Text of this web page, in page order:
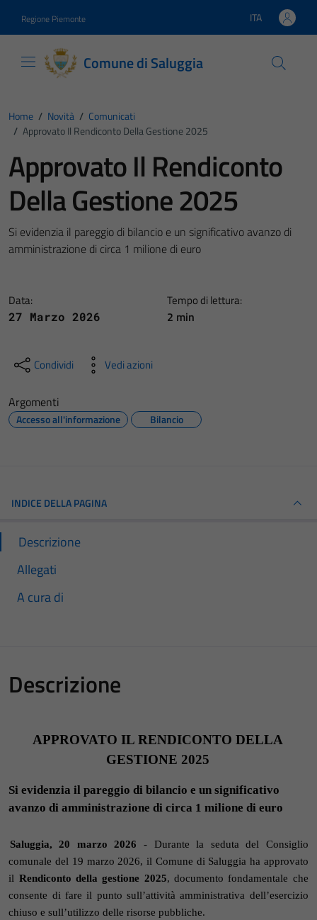
Regione Piemonte Lingua attiva:
ITA
Comune di Saluggia
Home / Novità / Comunicati
/ Approvato Il Rendiconto Della Gestione 2025
Approvato Il Rendiconto
Della Gestione 2025
Si evidenzia il pareggio di bilancio e un significativo avanzo di
amministrazione di circa 1 milione di euro
Data:
27 Marzo 2026
Tempo di lettura:
2 min
Condividi Vedi azioni
Argomenti
Accesso all'informazione Bilancio
INDICE DELLA PAGINA
Descrizione
Allegati
A cura di
Descrizione
APPROVATO IL RENDICONTO DELLA
GESTIONE 2025
Si evidenzia il pareggio di bilancio e un significativo
avanzo di amministrazione di circa 1 milione di euro
Saluggia, 20 marzo 2026 - Durante la seduta del Consiglio
comunale del 19 marzo 2026, il Comune di Saluggia ha approvato
il Rendiconto della gestione 2025, documento fondamentale che
consente di fare il punto sull’attività amministrativa dell’esercizio
chiuso e sull’utilizzo delle risorse pubbliche.